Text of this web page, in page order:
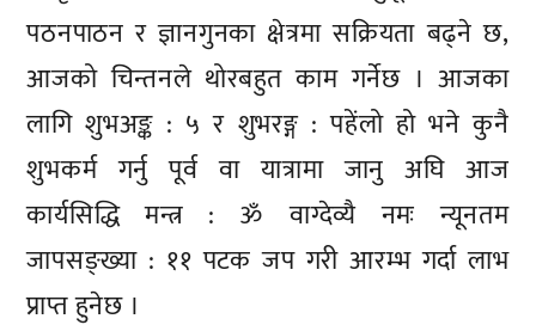
पठनपाठन र ज्ञानगुनका क्षेत्रमा सक्रियता बढ्ने छ,
आजको चिन्तनले थोरबहुत काम गर्नेछ । आजका
लागि शुभअङ्क : ५ र शुभरङ्ग : पहेंलो हो भने कुनै
शुभकर्म गर्नु पूर्व वा यात्रामा जानु अघि आज
कार्यसिद्धि मन्त्र : ॐ वाग्देव्यै नमः न्यूनतम
जापसङ्ख्या : ११ पटक जप गरी आरम्भ गर्दा लाभ
प्राप्त हुनेछ ।